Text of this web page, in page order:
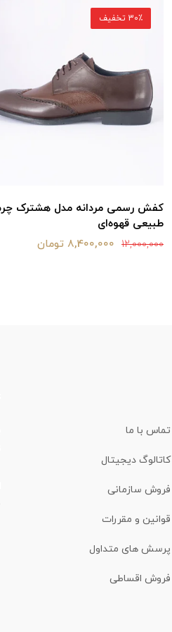
کفش رسمی مردانه مدل هشترک
طبیعی قهوه‌ای
12,000,000 8,400,000 تومان
30٪ تخفیف
تماس با ما
کاتالوگ دیجیتال
فروش سازمانی
قوانین و مقررات
پرسش های متداول
فروش اقساطی